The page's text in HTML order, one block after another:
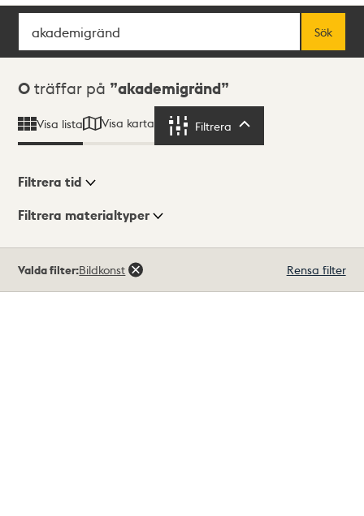
Sök
Sök
Sökresultat
0 träffar på akademigränd
Visa lista Visa karta Filtrera
Visningsläge
Filtrera tid
Filtrera materialtyper
träffar
Valda filter:Bildkonst Rensa filter